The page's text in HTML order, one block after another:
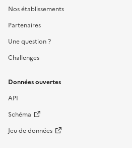
Nos établissements
Partenaires
Une question ?
Challenges
Données ouvertes
API
Schéma
Jeu de données